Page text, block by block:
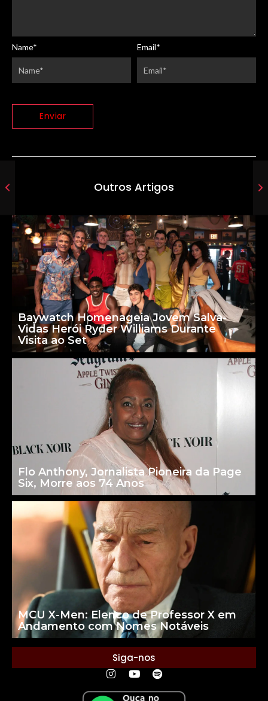
Name* Email*
Outros Artigos
Baywatch Homenageia Jovem Salva-
Vidas Herói Ryder Williams Durante
Visita ao Set
Flo Anthony, Jornalista Pioneira da Page
Six, Morre aos 74 Anos
MCU X-Men: Elenco de Professor X em
Andamento com Nomes Notáveis
Siga-nos